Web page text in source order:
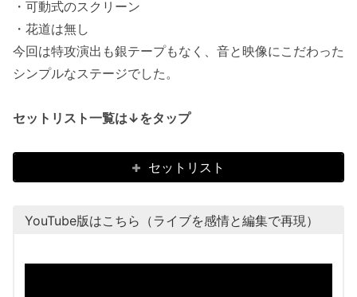
・可動式のスクリーン
・花道は無し
今回は特攻演出も銀テープもなく、音と映像にこだわった
シンプルなステージでした。
セットリスト一覧は↓をタップ
セットリスト
YouTube版はこちら（ライブを感情と編集で再現）